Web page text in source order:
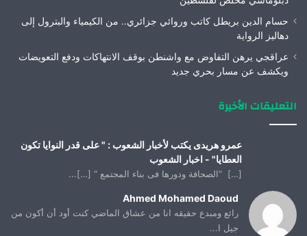
حسام الدين بريطل كاتب وروائي جزائري.. من الكيمياء والبترول إلى
دهاليز الرواية
عراقجي يرهن التفاوض مع واشنطن بوقف الانتهاكات ودفع التعويضات
ويكشف عن مسار بحري جديد
التعليقات الأخيرة
عمرو هريدى يكتب لأخبار الشعوب : " على قدر النوايا تكون
العطايا" - اخبار الشعوب
[…] “الصحافة ودورها فى بناء المجتمع “ […]...
Ahmed Mohamed Daoud
رائع ومبدع حقيقه انا من عشاق الماضي كنت أود أن أكون من
جيل ا...